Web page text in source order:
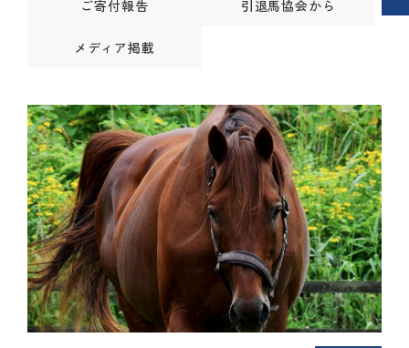
ご寄付報告 引退馬協会から
メディア掲載